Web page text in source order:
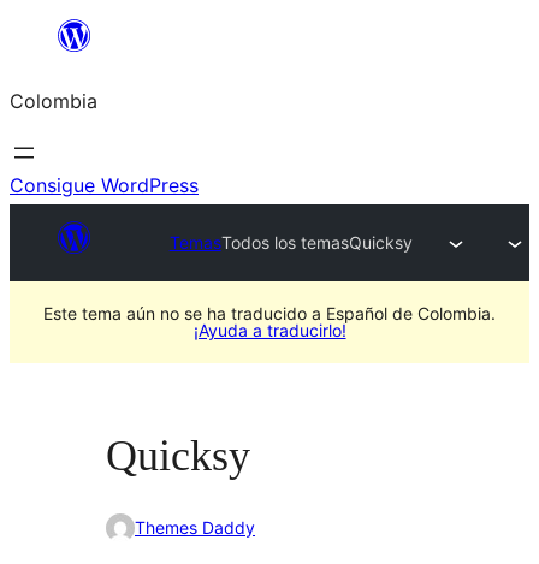
Saltar
contenido
Colombia
Consigue WordPress
TemasTodos los temasQuicksy
Este tema aún no se ha traducido a Español de Colombia.
¡Ayuda a traducirlo!
Quicksy
Themes Daddy